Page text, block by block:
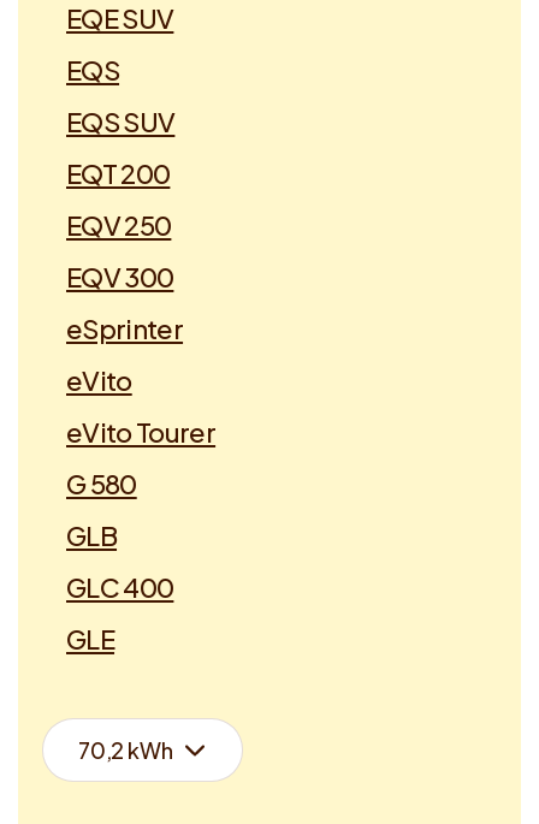
EQE SUV
EQS
EQS SUV
EQT 200
EQV 250
EQV 300
eSprinter
eVito
eVito Tourer
G 580
GLB
GLC 400
GLE